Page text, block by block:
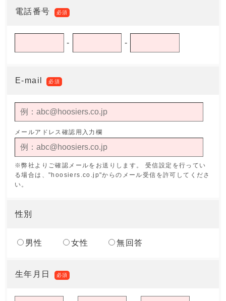
電話番号 必須
- -
E-mail 必須
メールアドレス確認用入力欄
※弊社よりご確認メールをお送りします。
受信設定を行ってい
る場合は、"hoosiers.co.jp"からのメール受信を許可してくださ
い。
性別
男性 女性 無回答
生年月日 必須